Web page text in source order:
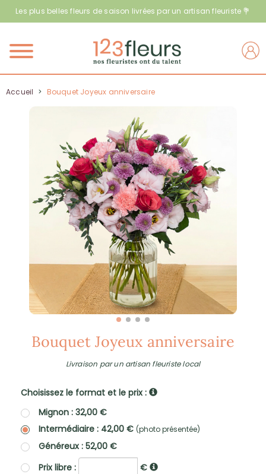
Les plus belles fleurs de saison livrées par un artisan fleuriste 💐
Menu
Accueil > Bouquet Joyeux anniversaire
Bouquet Joyeux anniversaire
Livraison par un artisan fleuriste local
Choisissez le format et le prix :
Mignon : 32,00 €
Intermédiaire : 42,00 € (photo présentée)
Généreux : 52,00 €
Prix libre :
€